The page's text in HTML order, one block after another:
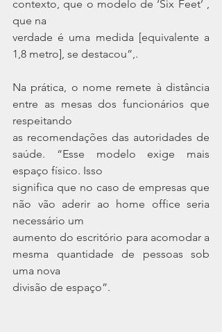
contexto, que o modelo de ‘Six Feet’ ,
que na
verdade é uma medida [equivalente a
1,8 metro], se destacou”,.
Na prática, o nome remete à distância
entre as mesas dos funcionários que
respeitando
as recomendações das autoridades de
saúde. “Esse modelo exige mais
espaço físico. Isso
significa que no caso de empresas que
não vão aderir ao home office seria
necessário um
aumento do escritório para acomodar a
mesma quantidade de pessoas sob
uma nova
divisão de espaço”.